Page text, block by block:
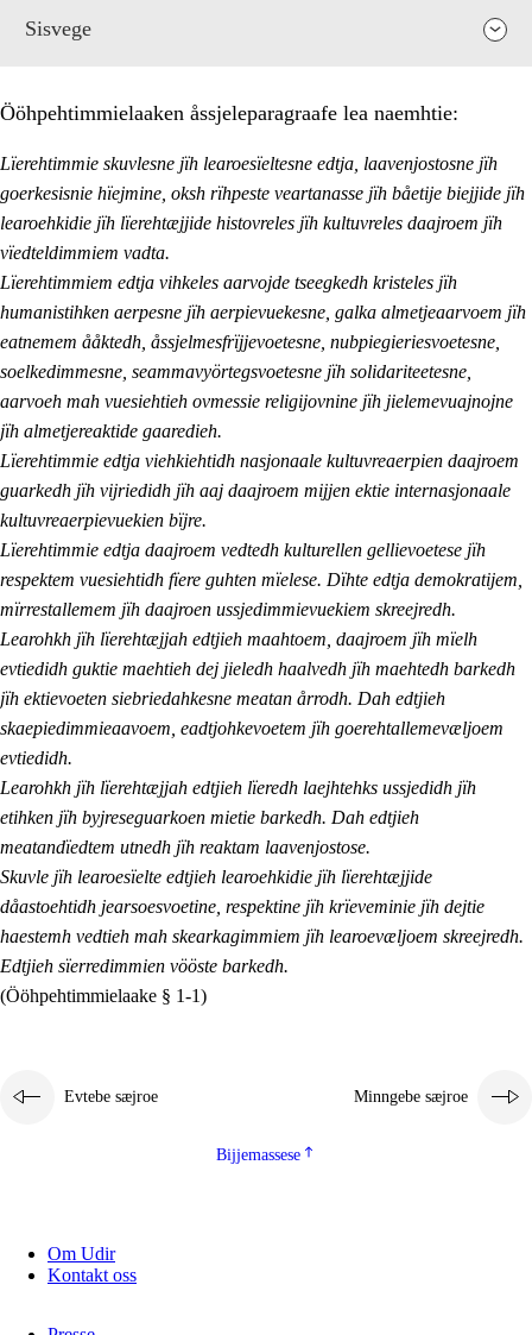
Sisvege
Ööhpehtimmielaaken åssjeleparagraafe lea naemhtie:
Lïerehtimmie skuvlesne jïh learoesïeltesne edtja, laavenjostosne jïh
goerkesisnie hïejmine, oksh rïhpeste veartanasse jïh båetije biejjide jïh
learoehkidie jïh lïerehtæjjide histovreles jïh kultuvreles daajroem jïh
vïedteldimmiem vadta.
Lïerehtimmiem edtja vihkeles aarvojde tseegkedh kristeles jïh
humanistihken aerpesne jïh aerpievuekesne, galka almetjeaarvoem jïh
eatnemem ååktedh, åssjelmesfrïjjevoetesne, nubpiegieriesvoetesne,
soelkedimmesne, seammavyörtegsvoetesne jïh solidariteetesne,
aarvoeh mah vuesiehtieh ovmessie religijovnine jïh jielemevuajnojne
jïh almetjereaktide gaaredieh.
Lïerehtimmie edtja viehkiehtidh nasjonaale kultuvreaerpien daajroem
guarkedh jïh vijriedidh jïh aaj daajroem mijjen ektie internasjonaale
kultuvreaerpievuekien bïjre.
Lïerehtimmie edtja daajroem vedtedh kulturellen gellievoetese jïh
respektem vuesiehtidh fïere guhten mïelese. Dïhte edtja demokratijem,
mïrrestallemem jïh daajroen ussjedimmievuekiem skreejredh.
Learohkh jïh lïerehtæjjah edtjieh maahtoem, daajroem jïh mïelh
evtiedidh guktie maehtieh dej jieledh haalvedh jïh maehtedh barkedh
jïh ektievoeten siebriedahkesne meatan årrodh. Dah edtjieh
skaepiedimmieaavoem, eadtjohkevoetem jïh goerehtallemevæljoem
evtiedidh.
Learohkh jïh lïerehtæjjah edtjieh lïeredh laejhtehks ussjedidh jïh
etihken jïh byjreseguarkoen mietie barkedh. Dah edtjieh
meatandïedtem utnedh jïh reaktam laavenjostose.
Skuvle jïh learoesïelte edtjieh learoehkidie jïh lïerehtæjjide
dåastoehtidh jearsoesvoetine, respektine jïh krïeveminie jïh dejtie
haestemh vedtieh mah skearkagimmiem jïh learoevæljoem skreejredh.
Edtjieh sïerredimmien vööste barkedh.
(Ööhpehtimmielaake § 1-1)
Evtebe sæjroe Minngebe sæjroe
Bijjemassese
Om Udir
Kontakt oss